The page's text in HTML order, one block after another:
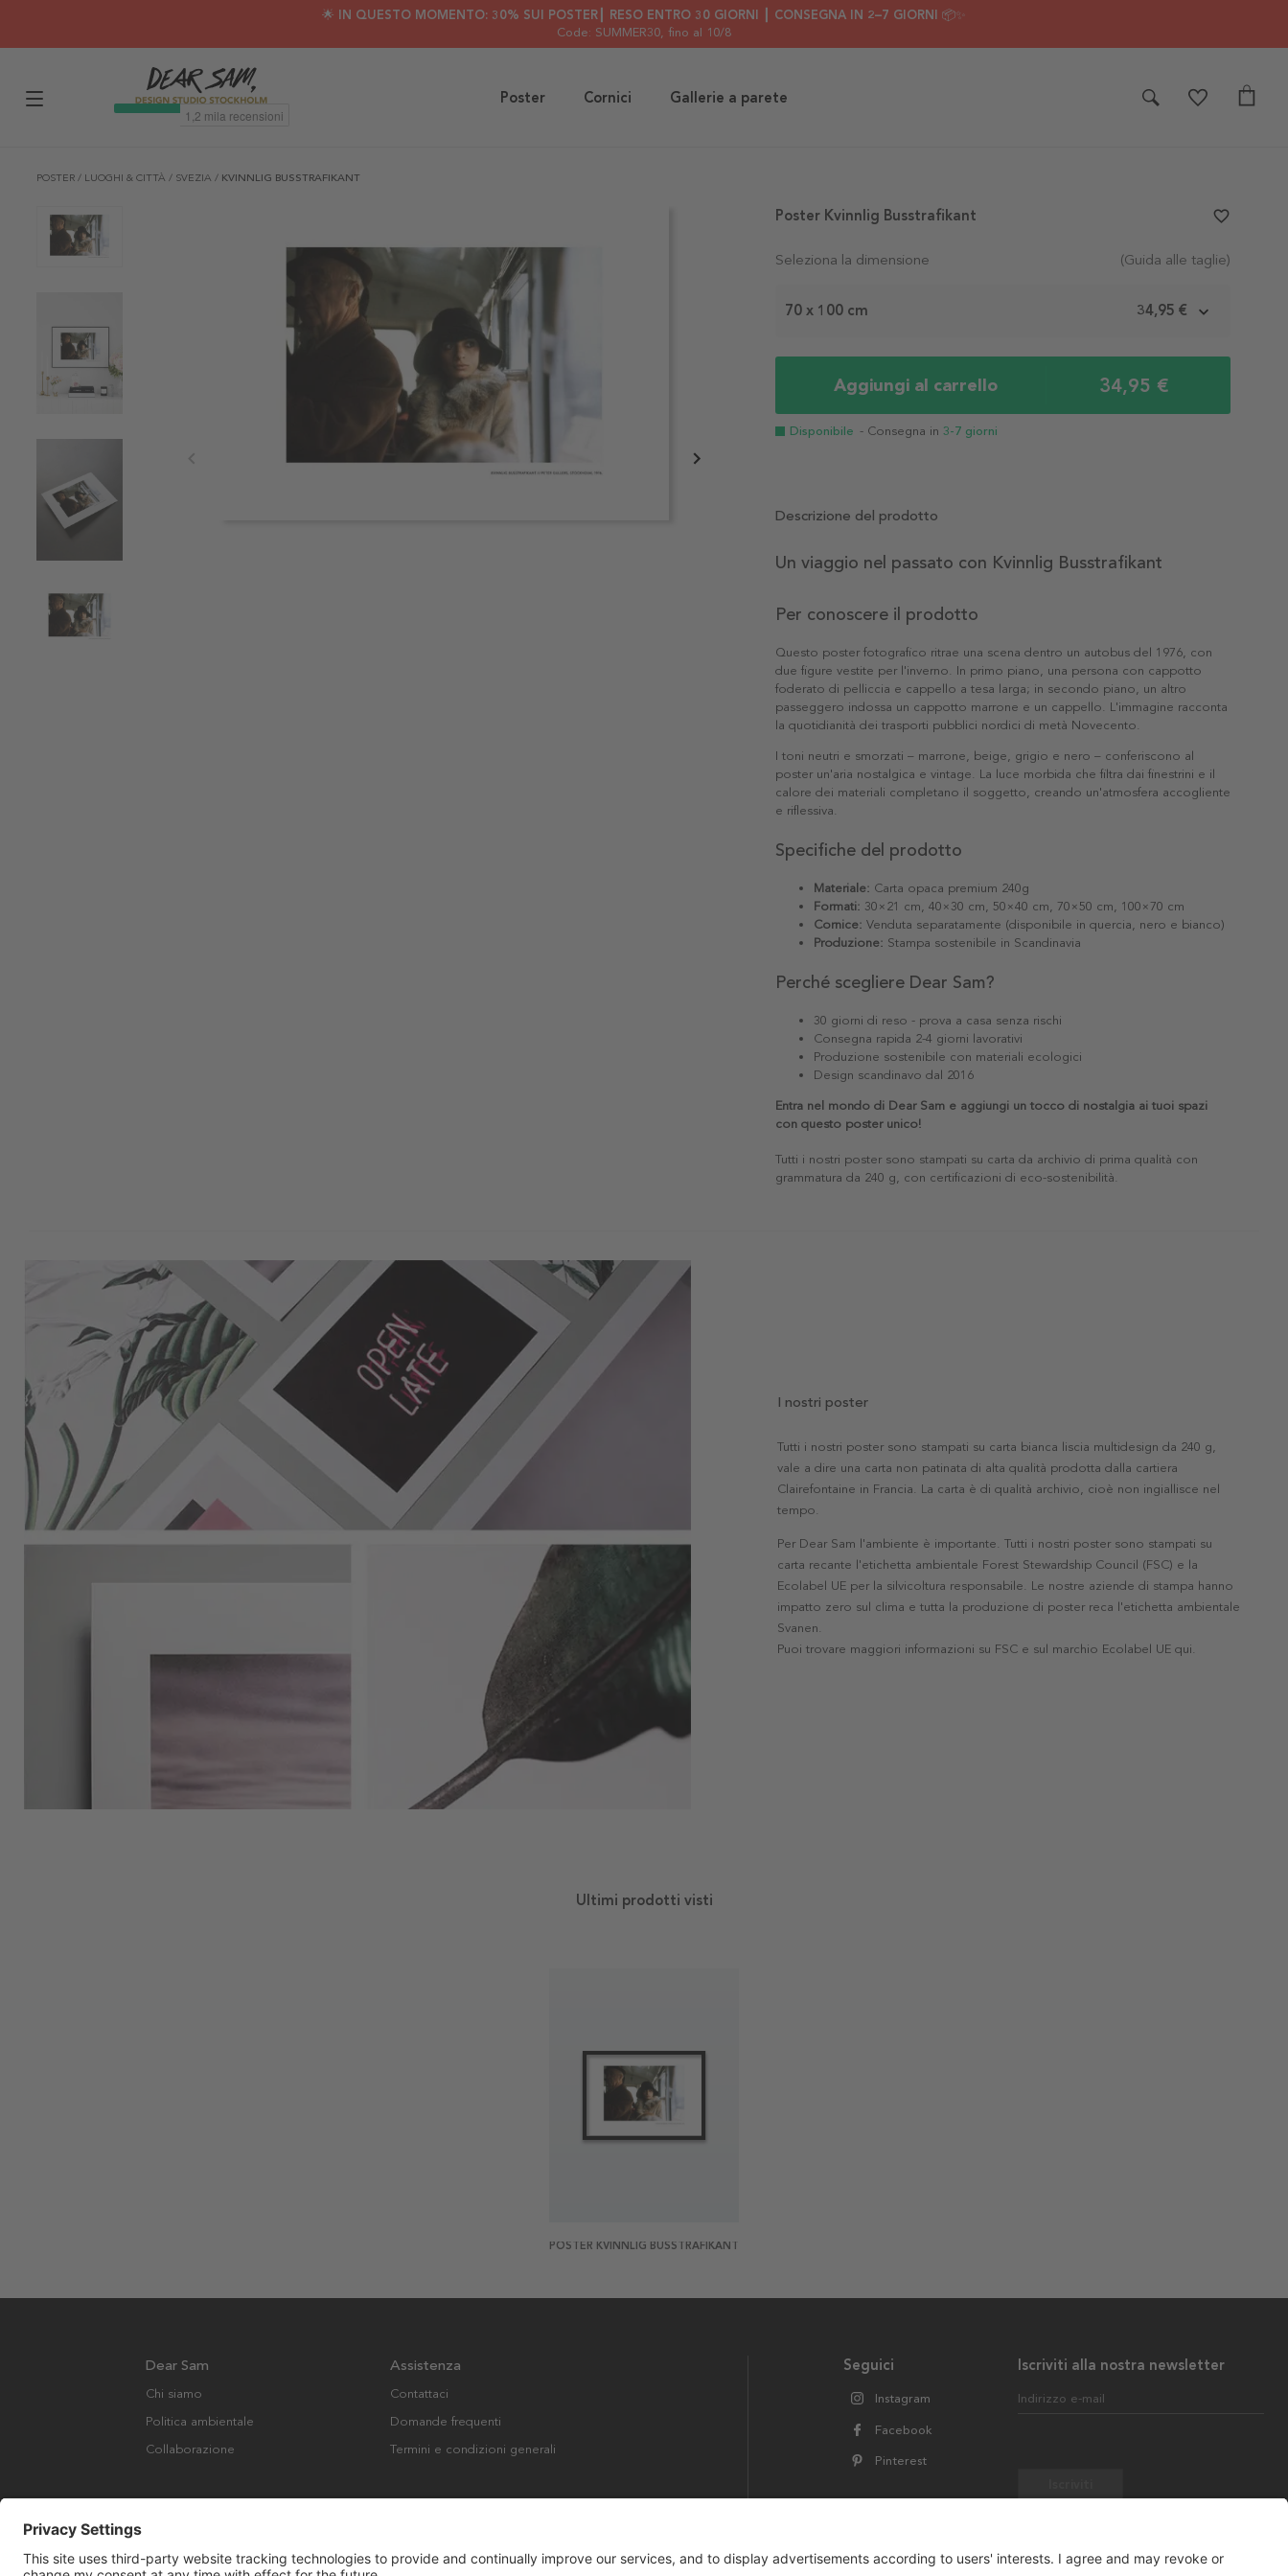
🌟 IN QUESTO MOMENTO: 30% SUI POSTER┃ RESO ENTRO 30 GIORNI ┃ CONSEGNA IN 2–7 GIORNI 📦✨
Code: SUMMER30, fino al 10/8
Poster Cornici Gallerie a parete
POSTER / LUOGHI & CITTÀ / SVEZIA / KVINNLIG BUSSTRAFIKANT
Seleziona la dimensione (Guida alle taglie)
70 x 100 cm 34,95 €
Aggiungi al carrello 34,95 €
Disponibile - Consegna in 3-7 giorni
Poster Kvinnlig Busstrafikant favorite_border
Descrizione del prodotto
Un viaggio nel passato con Kvinnlig Busstrafikant
Per conoscere il prodotto
Questo poster fotografico ritrae una scena dentro un autobus del 1976, con
due figure vestite per l'inverno. In primo piano, una persona con cappotto
foderato di pelliccia e cappello a tesa larga; in secondo piano, un altro
passeggero indossa un cappotto marrone e un cappello. L'immagine racconta
la quotidianità dei trasporti pubblici nordici di metà Novecento.
I toni neutri e smorzati – marrone, beige, grigio e nero – conferiscono al
poster un'aria nostalgica e vintage. La luce morbida che filtra dai finestrini e il
calore dei materiali completano il soggetto, creando un'atmosfera accogliente
e riflessiva.
Specifiche del prodotto
Materiale: Carta opaca premium 240g
Formati: 30×21 cm, 40×30 cm, 50×40 cm, 70×50 cm, 100×70 cm
Cornice: Venduta separatamente (disponibile in quercia, nero e bianco)
Produzione: Stampa sostenibile in Scandinavia
Perché scegliere Dear Sam?
30 giorni di reso - prova a casa senza rischi
Consegna rapida 2-4 giorni lavorativi
Produzione sostenibile con materiali ecologici
Design scandinavo dal 2016
Entra nel mondo di Dear Sam e aggiungi un tocco di nostalgia ai tuoi spazi
con questo poster unico!
Tutti i nostri poster sono stampati su carta da archivio di prima qualità con
grammatura da 240 g, con certificazioni di eco-sostenibilità.
I nostri poster
Tutti i nostri poster sono stampati su carta bianca liscia multidesign da 240 g,
vale a dire una carta non patinata di alta qualità prodotta dalla cartiera
Clairefontaine in Francia. La carta è di qualità archivio, cioè non ingiallisce nel
tempo.
Per Dear Sam l'ambiente è importante. Tutti i nostri poster sono stampati su
carta recante l'etichetta ambientale Forest Stewardship Council (FSC) e la
Ecolabel UE per la silvicoltura responsabile. Le nostre aziende di stampa hanno
impatto zero sul clima e tutta la produzione di poster reca l'etichetta ambientale
Svanen.
Puoi trovare maggiori informazioni su FSC e sul marchio Ecolabel UE qui.
Ultimi prodotti visti
POSTER KVINNLIG BUSSTRAFIKANT
Iscriviti alla nostra newsletter
Indirizzo e-mail
Seguici
Instagram
Facebook
Pinterest
Dear Sam
Chi siamo
Politica ambientale
Collaborazione
Assistenza
Contattaci
Domande frequenti
Termini e condizioni generali